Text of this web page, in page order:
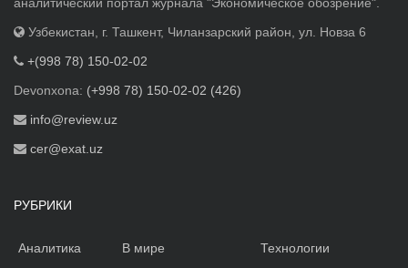
Узбекистан, г. Ташкент, Чиланзарский район, ул. Новза 6
+(998 78) 150-02-02
Devonxona: (+998 78) 150-02-02 (426)
info@review.uz
cer@exat.uz
РУБРИКИ
Аналитика
В мире
Технологии